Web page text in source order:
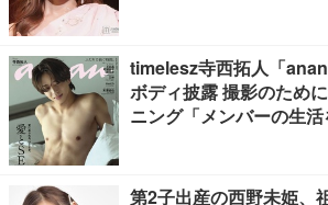
timelesz寺西拓人「
ボディ披露 撮影のため
ニング「メンバーの生活
第2子出産の西野未姫、